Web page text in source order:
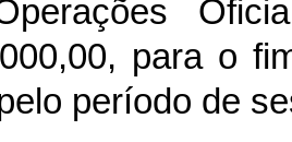
para o
período de